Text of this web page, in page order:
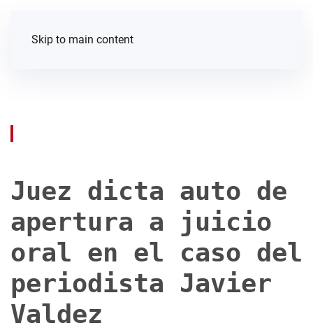
Skip to main content
Juez dicta auto de
apertura a juicio
oral en el caso del
periodista Javier
Valdez